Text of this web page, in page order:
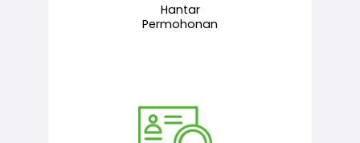
Hantar
Permohonan